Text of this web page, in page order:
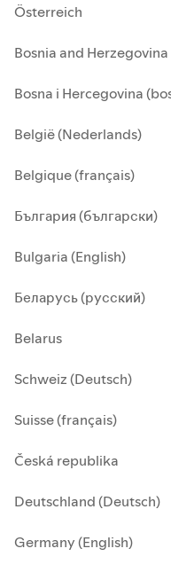
Österreich
Bosnia and
Bosna i Hercegovina
België (Nederlands)
Belgique (français)
България (български)
Bulgaria (English)
Беларусь (русский)
Belarus
Schweiz (Deutsch)
Suisse (français)
Česká republika
Deutschland (Deutsch)
Germany (English)